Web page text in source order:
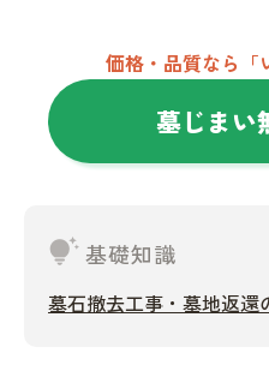
価格・品質なら「
墓じまい
tips_and_updates基礎知識
墓石撤去工事・墓地返還